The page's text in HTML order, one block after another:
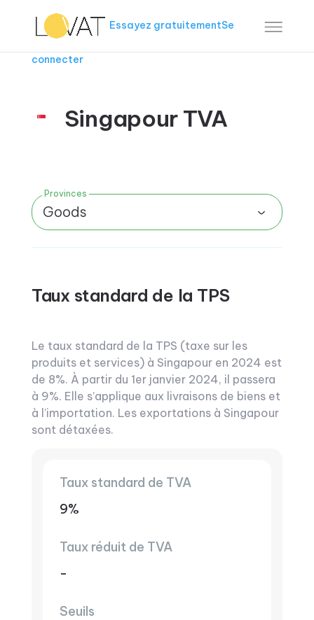
Essayez gratuitementSe
connecter
Singapour TVA
Provinces
Goods
Taux standard de la TPS
Le taux standard de la TPS (taxe sur les
produits et services) à Singapour en 2024 est
de 8%. À partir du 1er janvier 2024, il passera
à 9%. Elle s’applique aux livraisons de biens et
à l’importation. Les exportations à Singapour
sont détaxées.
Taux standard de TVA
9%
Taux réduit de TVA
-
Seuils